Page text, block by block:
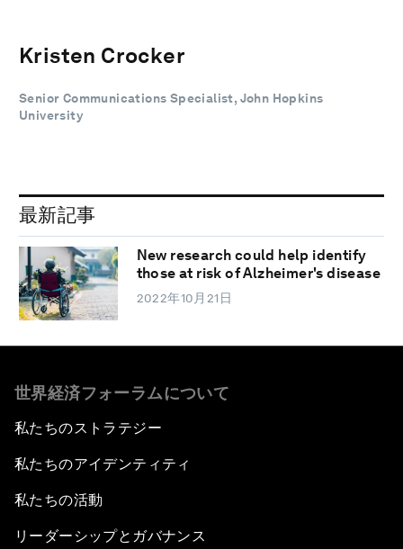
Kristen Crocker
Senior Communications Specialist, John Hopkins
University
最新記事
New research could help identify
those at risk of Alzheimer's disease
2022年10月21日
世界経済フォーラムについて
私たちのストラテジー
私たちのアイデンティティ
私たちの活動
リーダーシップとガバナンス